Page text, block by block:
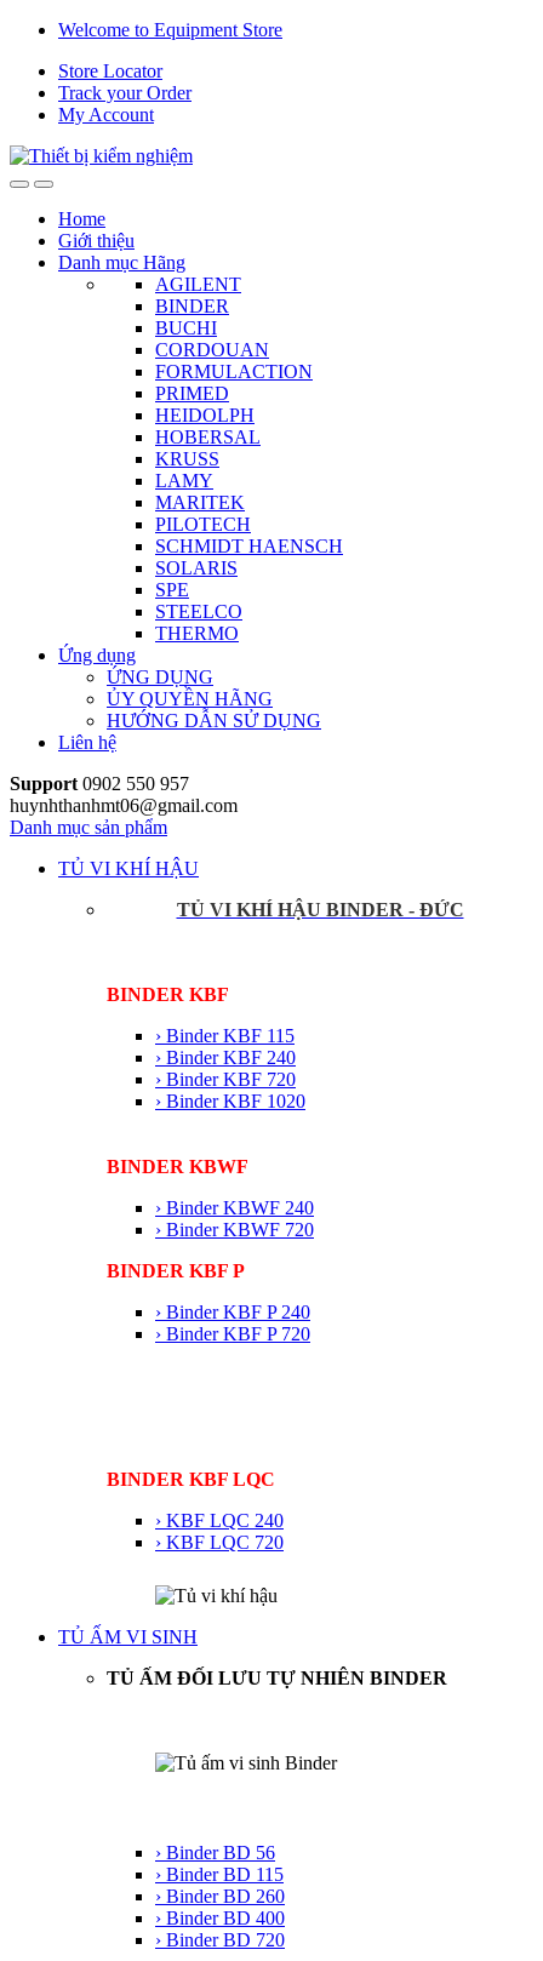
Skip
navigation
Skip
content
Welcome to Equipment Store
Store Locator
Track your Order
My Account
Home
Giới thiệu
Danh mục Hãng
AGILENT
BINDER
BUCHI
CORDOUAN
FORMULACTION
PRIMED
HEIDOLPH
HOBERSAL
KRUSS
LAMY
MARITEK
PILOTECH
SCHMIDT HAENSCH
SOLARIS
SPE
STEELCO
THERMO
Ứng dụng
ỨNG DỤNG
ỦY QUYỀN HÃNG
HƯỚNG DẪN SỬ DỤNG
Liên hệ
Support 0902 550 957
huynhthanhmt06@gmail.com
Danh mục sản phẩm
TỦ VI KHÍ HẬU
TỦ VI KHÍ HẬU BINDER - ĐỨC
BINDER KBF
› Binder KBF 115
› Binder KBF 240
› Binder KBF 720
› Binder KBF 1020
BINDER KBWF
› Binder KBWF 240
› Binder KBWF 720
BINDER KBF P
› Binder KBF P 240
› Binder KBF P 720
BINDER KBF LQC
› KBF LQC 240
› KBF LQC 720
TỦ ẤM VI SINH
TỦ ẤM ĐỐI LƯU TỰ NHIÊN BINDER
› Binder BD 56
› Binder BD 115
› Binder BD 260
› Binder BD 400
› Binder BD 720